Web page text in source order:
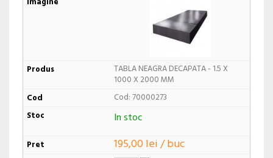
TABLA NEAGRA DECAPATA - 1.5 X
1000 X 2000 MM
Cod: 70000273
In stoc
195,00 lei / buc